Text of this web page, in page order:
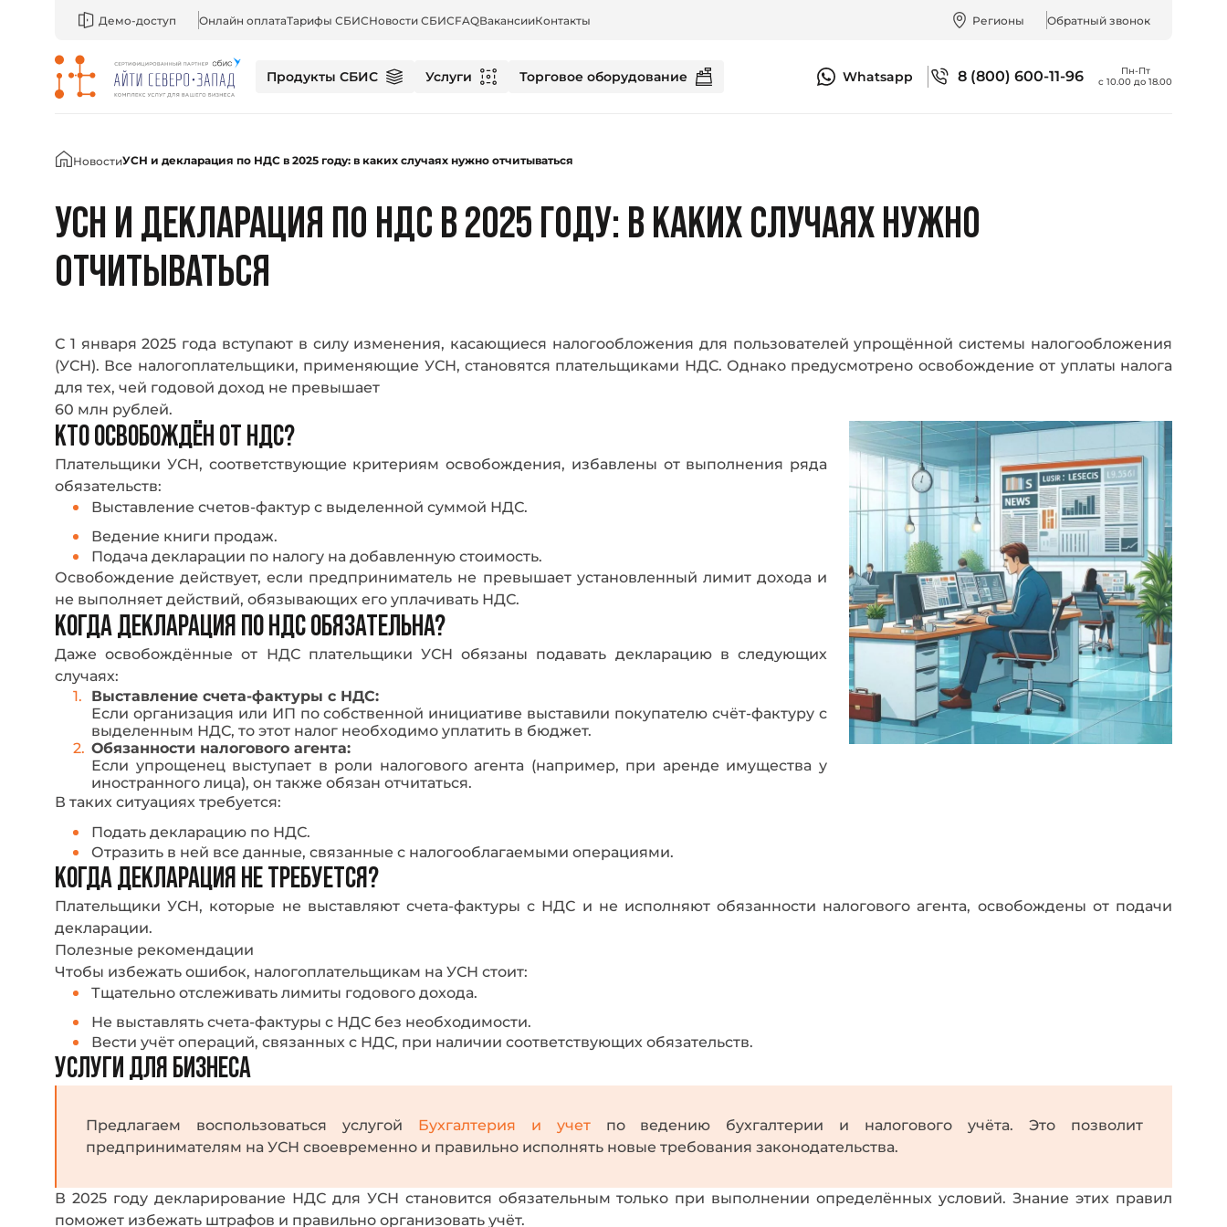
Демо-доступ Онлайн оплатаТарифы СБИСНовости СБИСFAQВакансииКонтакты Регионы Обратный звонок
Продукты СБИС Услуги Торговое оборудование Whatsapp 8 (800) 600-11-96
Пн-Пт
с 10.00 до 18.00
Главная
НовостиУСН и декларация по НДС в 2025 году: в каких случаях нужно отчитываться
УСН И ДЕКЛАРАЦИЯ ПО НДС В 2025 ГОДУ: В КАКИХ СЛУЧАЯХ НУЖНО
ОТЧИТЫВАТЬСЯ
С 1 января 2025 года вступают в силу изменения, касающиеся налогообложения для пользователей упрощённой системы налогообложения
(УСН). Все налогоплательщики, применяющие УСН, становятся плательщиками НДС. Однако предусмотрено освобождение от уплаты налога
для тех, чей годовой доход не превышает
60 млн рублей.
КТО ОСВОБОЖДЁН ОТ НДС?
Плательщики УСН, соответствующие критериям освобождения, избавлены от выполнения ряда
обязательств:
Выставление счетов-фактур с выделенной суммой НДС.
Ведение книги продаж.
Подача декларации по налогу на добавленную стоимость.
Освобождение действует, если предприниматель не превышает установленный лимит дохода и
не выполняет действий, обязывающих его уплачивать НДС.
КОГДА ДЕКЛАРАЦИЯ ПО НДС ОБЯЗАТЕЛЬНА?
Даже освобождённые от НДС плательщики УСН обязаны подавать декларацию в следующих
случаях:
Выставление счета-фактуры с НДС:
Если организация или ИП по собственной инициативе выставили покупателю счёт-фактуру с
выделенным НДС, то этот налог необходимо уплатить в бюджет.
Обязанности налогового агента:
Если упрощенец выступает в роли налогового агента (например, при аренде имущества у
иностранного лица), он также обязан отчитаться.
В таких ситуациях требуется:
Подать декларацию по НДС.
Отразить в ней все данные, связанные с налогооблагаемыми операциями.
КОГДА ДЕКЛАРАЦИЯ НЕ ТРЕБУЕТСЯ?
Плательщики УСН, которые не выставляют счета-фактуры с НДС и не исполняют обязанности налогового агента, освобождены от подачи
декларации.
Полезные рекомендации
Чтобы избежать ошибок, налогоплательщикам на УСН стоит:
Тщательно отслеживать лимиты годового дохода.
Не выставлять счета-фактуры с НДС без необходимости.
Вести учёт операций, связанных с НДС, при наличии соответствующих обязательств.
УСЛУГИ ДЛЯ БИЗНЕСА
Предлагаем воспользоваться услугой Бухгалтерия и учетпо ведению бухгалтерии и налогового учёта. Это позволит
предпринимателям на УСН своевременно и правильно исполнять новые требования законодательства.
В 2025 году декларирование НДС для УСН становится обязательным только при выполнении определённых условий. Знание этих правил
поможет избежать штрафов и правильно организовать учёт.